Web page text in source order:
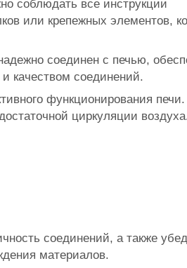
соблюдать все инструкции
или крепежных элементов,
соединен с печью,
качеством соединений.
функционирования
циркуляции
соединений, а также
материалов.